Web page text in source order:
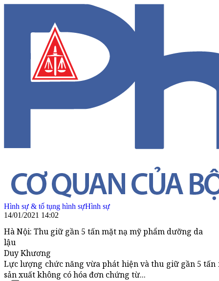
Hình sự & tố tụng hình sựHình sự
14/01/2021 14:02
Hà Nội: Thu giữ gần 5 tấn mặt nạ mỹ phẩm dưỡng da
lậu
Duy Khương
Lực lượng chức năng vừa phát hiện và thu giữ gần 5
sản xuất không có hóa đơn chứng từ...